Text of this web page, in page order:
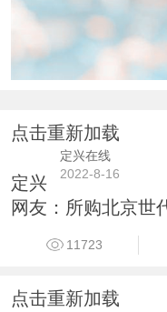
点击重新加载
定兴在线
2022-8-16
定兴
网友：所购北京世
11723
点击重新加载